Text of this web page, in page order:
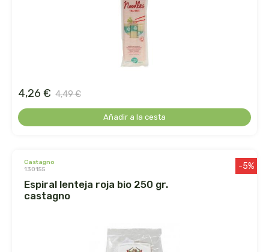
4,26 € 4,49 €
Añadir a la cesta
castagno
130155
espiral lenteja roja bio 250 gr.
castagno
-5%
le paludier de guerande
liposhell
luso diete